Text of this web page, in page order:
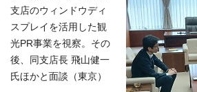
支店のウィンドウディ
スプレイを活用した観
光PR事業を視察。その
後、同支店長 飛山健一
氏ほかと面談（東京）